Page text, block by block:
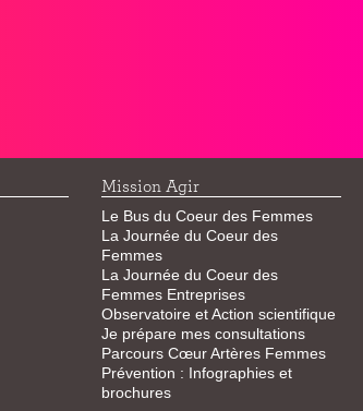
Mission Agir
Le Bus du Coeur des Femmes
La Journée du Coeur des
Femmes
La Journée du Coeur des
Femmes Entreprises
Observatoire et Action scientifique
Je prépare mes consultations
Parcours Cœur Artères Femmes
Prévention : Infographies et
brochures